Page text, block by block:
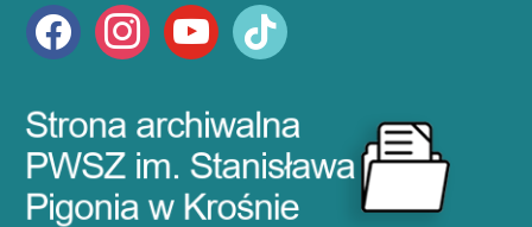
facebook instagramyoutube tiktok